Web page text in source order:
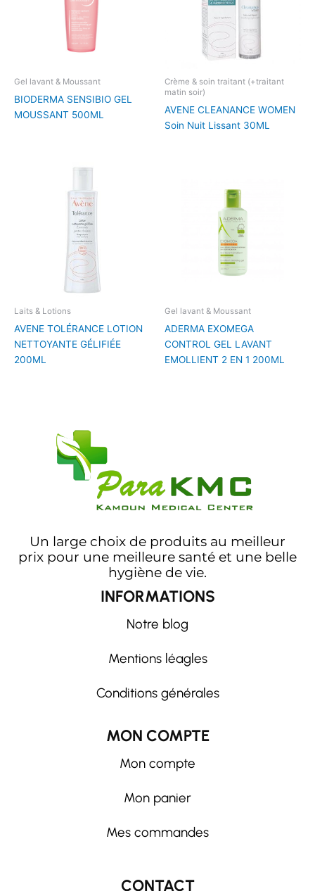
Gel lavant & Moussant
BIODERMA SENSIBIO GEL
MOUSSANT 500ML
Crème & soin traitant (+traitant
matin soir)
AVENE CLEANANCE WOMEN
Soin Nuit Lissant 30ML
Laits & Lotions
AVENE TOLÉRANCE LOTION
NETTOYANTE GÉLIFIÉE
200ML
Gel lavant & Moussant
ADERMA EXOMEGA
CONTROL GEL LAVANT
EMOLLIENT 2 EN 1 200ML
Un large choix de produits au meilleur
prix pour une meilleure santé et une belle
hygiène de vie.
INFORMATIONS
Notre blog
Mentions léagles
Conditions générales
MON COMPTE
Mon compte
Mon panier
Mes commandes
CONTACT